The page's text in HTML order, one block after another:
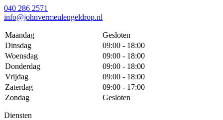
040 286 2571
info@johnvermeulengeldrop.nl
Maandag
Gesloten
Dinsdag
09:00 - 18:00
Woensdag
09:00 - 18:00
Donderdag
09:00 - 18:00
Vrijdag
09:00 - 18:00
Zaterdag
09:00 - 17:00
Zondag
Gesloten
Diensten